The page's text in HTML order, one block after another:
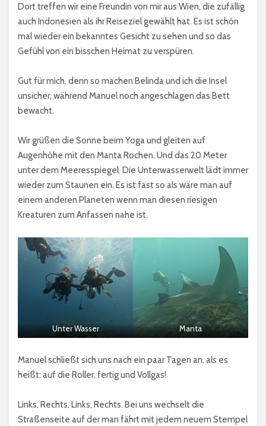
Dort treffen wir eine Freundin von mir aus Wien, die zufällig
auch Indonesien als ihr Reiseziel gewählt hat. Es ist schön
mal wieder ein bekanntes Gesicht zu sehen und so das
Gefühl von ein bisschen Heimat zu verspüren.
Gut für mich, denn so machen Belinda und ich die Insel
unsicher, während Manuel noch angeschlagen das Bett
bewacht.
Wir grüßen die Sonne beim Yoga und gleiten auf
Augenhöhe mit den Manta Rochen. Und das 20 Meter
unter dem Meeresspiegel. Die Unterwasserwelt lädt immer
wieder zum Staunen ein. Es ist fast so als wäre man auf
einem anderen Planeten wenn man diesen riesigen
Kreaturen zum Anfassen nahe ist.
Unter Wasser Manta
Manuel schließt sich uns nach ein paar Tagen an, als es
heißt: auf die Roller, fertig und Vollgas!
Links, Rechts, Links, Rechts. Bei uns wechselt die
Straßenseite auf der man fährt mit jedem neuem Stempel